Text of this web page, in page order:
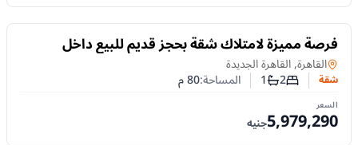
للبيع
فرصة مميزة لامتلاك شقة بحجز قديم للبيع داخل
مدينتي – المرحلة B14
شقةفي
القاهرة, القاهرة الجديدة
شقة عدد غرف النوم
2عدد الحمامات
1 المساحة:80م
السعر
5,979,290جنيه